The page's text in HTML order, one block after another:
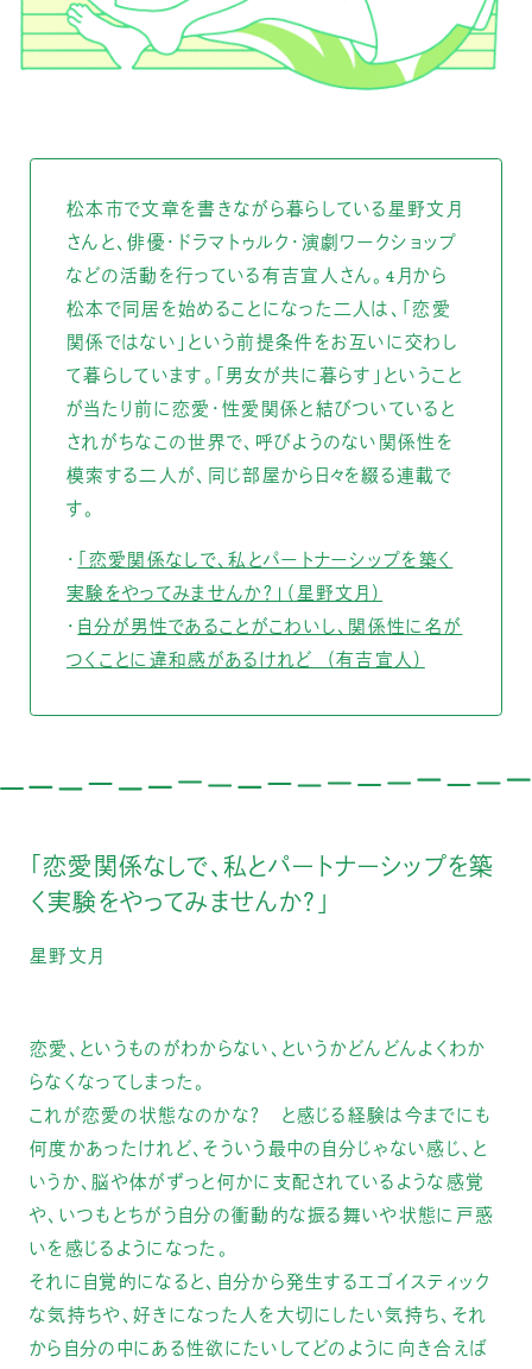
松本市で文章を書きながら暮らしている星野文月
さんと、俳優・ドラマトゥルク・演劇ワークショップ
などの活動を行っている有吉宣人さん。4月から
松本で同居を始めることになった二人は、「恋愛
関係ではない」という前提条件をお互いに交わし
て暮らしています。「男女が共に暮らす」ということ
が当たり前に恋愛・性愛関係と結びついていると
されがちなこの世界で、呼びようのない関係性を
模索する二人が、同じ部屋から日々を綴る連載で
す。
・「恋愛関係なしで、私とパートナーシップを築く
実験をやってみませんか？」（星野文月）
・自分が男性であることがこわいし、関係性に名が
つくことに違和感があるけれど （有吉宣人）
「恋愛関係なしで、私とパートナーシップを築
く実験をやってみませんか？」
星野文月
恋愛、というものがわからない、というかどんどんよくわか
らなくなってしまった。
これが恋愛の状態なのかな？ と感じる経験は今までにも
何度かあったけれど、そういう最中の自分じゃない感じ、と
いうか、脳や体がずっと何かに支配されているような感覚
や、いつもとちがう自分の衝動的な振る舞いや状態に戸惑
いを感じるようになった。
それに自覚的になると、自分から発生するエゴイスティック
な気持ちや、好きになった人を大切にしたい気持ち、それ
から自分の中にある性欲にたいしてどのように向き合えば